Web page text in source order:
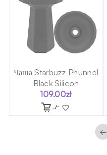
Чаша Starbuzz Phunnel
Black Silicon
109.00zł
←